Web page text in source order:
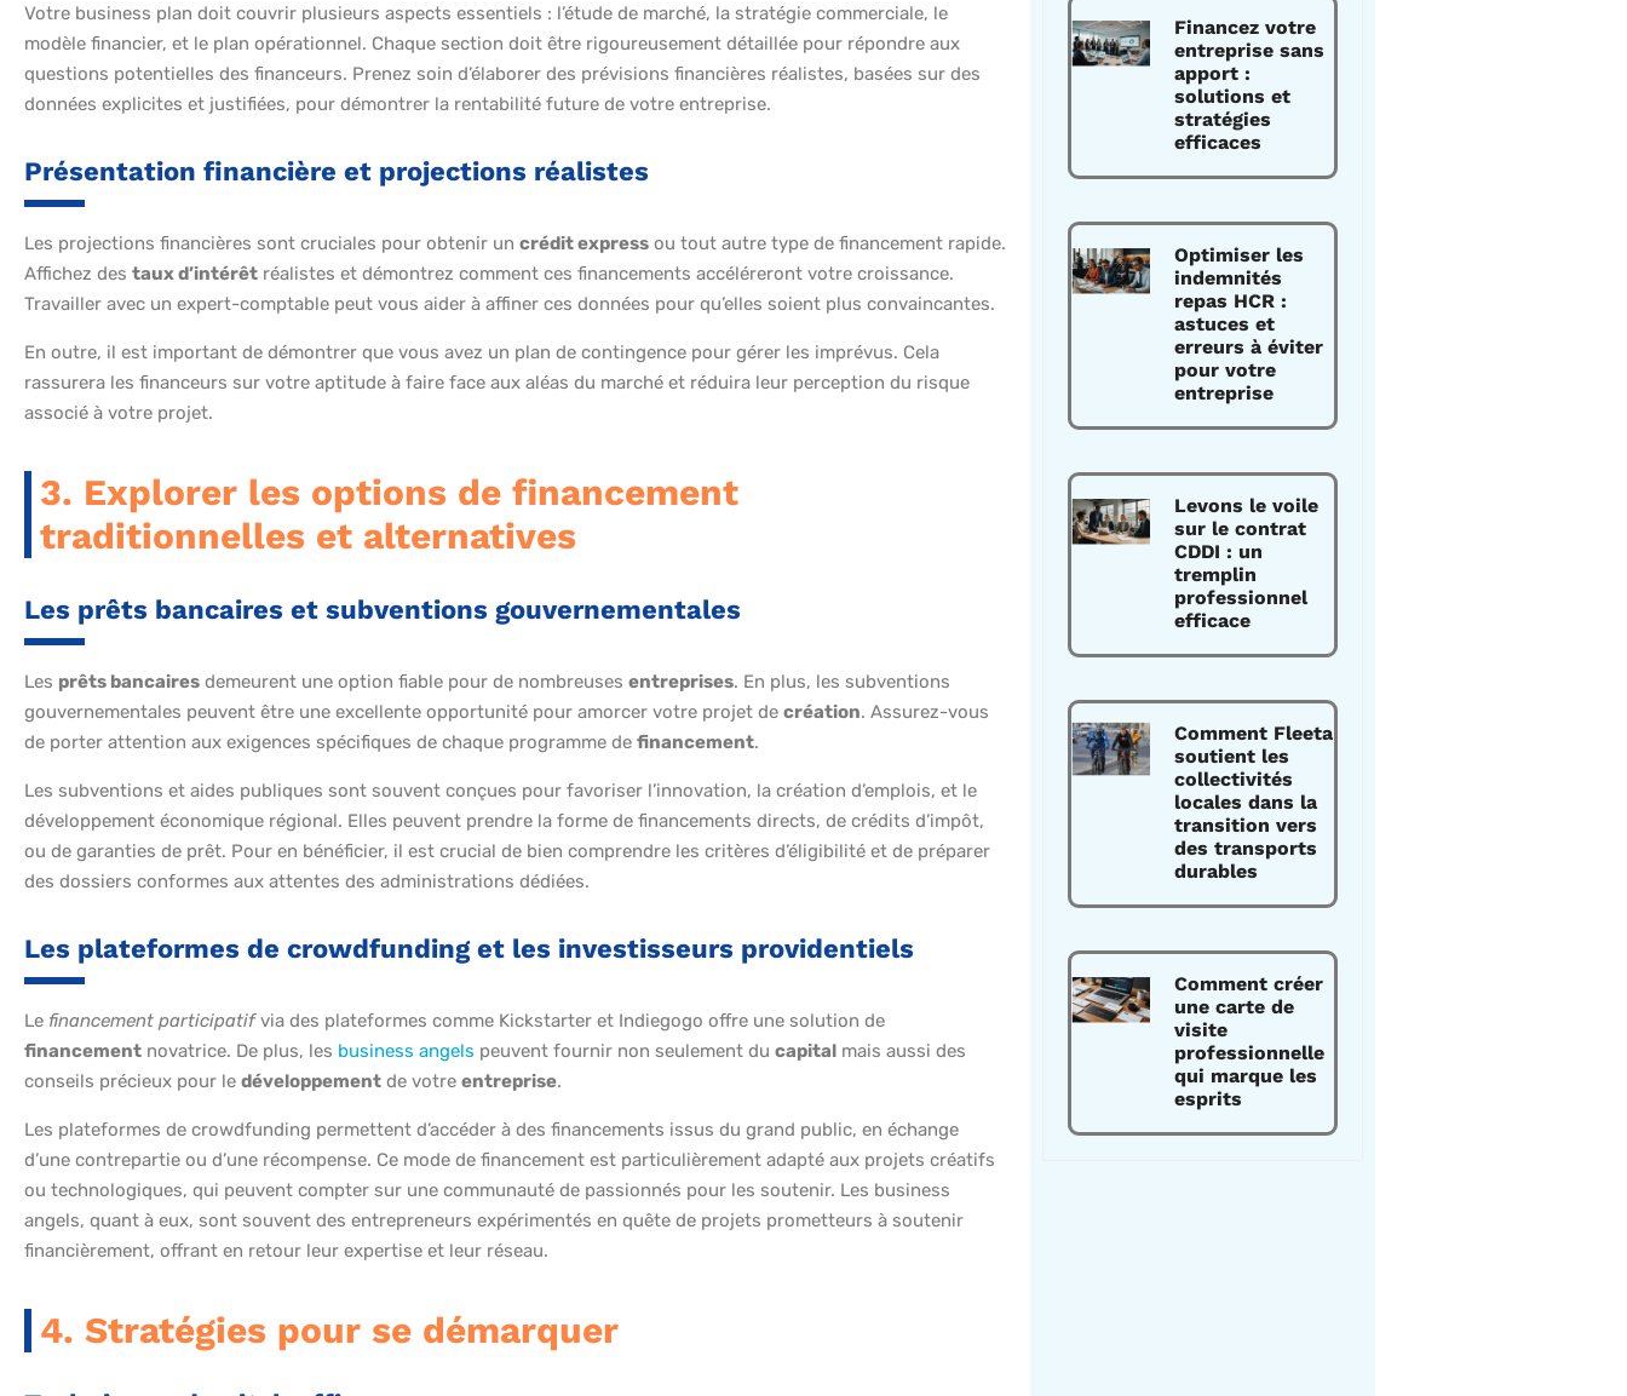
Votre business plan doit couvrir plusieurs aspects essentiels : l’étude de marché, la stratégie commerciale, le
modèle financier, et le plan opérationnel. Chaque section doit être rigoureusement détaillée pour répondre aux
questions potentielles des financeurs. Prenez soin d’élaborer des prévisions financières réalistes, basées sur des
données explicites et justifiées, pour démontrer la rentabilité future de votre entreprise.
Présentation financière et projections réalistes
Les projections financières sont cruciales pour obtenir un crédit express ou tout autre type de financement rapide.
Affichez des taux d’intérêt réalistes et démontrez comment ces financements accéléreront votre croissance.
Travailler avec un expert-comptable peut vous aider à affiner ces données pour qu’elles soient plus convaincantes.
En outre, il est important de démontrer que vous avez un plan de contingence pour gérer les imprévus. Cela
rassurera les financeurs sur votre aptitude à faire face aux aléas du marché et réduira leur perception du risque
associé à votre projet.
3. Explorer les options de financement
traditionnelles et alternatives
Les prêts bancaires et subventions gouvernementales
Les prêts bancaires demeurent une option fiable pour de nombreuses entreprises. En plus, les subventions
gouvernementales peuvent être une excellente opportunité pour amorcer votre projet de création. Assurez-vous
de porter attention aux exigences spécifiques de chaque programme de financement.
Les subventions et aides publiques sont souvent conçues pour favoriser l’innovation, la création d’emplois, et le
développement économique régional. Elles peuvent prendre la forme de financements directs, de crédits d’impôt,
ou de garanties de prêt. Pour en bénéficier, il est crucial de bien comprendre les critères d’éligibilité et de préparer
des dossiers conformes aux attentes des administrations dédiées.
Les plateformes de crowdfunding et les investisseurs providentiels
Le financement participatifvia des plateformes comme Kickstarter et Indiegogo offre une solution de
financement novatrice. De plus, les business angels peuvent fournir non seulement du capital mais aussi des
conseils précieux pour le développement de votre entreprise.
Les plateformes de crowdfunding permettent d’accéder à des financements issus du grand public, en échange
d’une contrepartie ou d’une récompense. Ce mode de financement est particulièrement adapté aux projets créatifs
ou technologiques, qui peuvent compter sur une communauté de passionnés pour les soutenir. Les business
angels, quant à eux, sont souvent des entrepreneurs expérimentés en quête de projets prometteurs à soutenir
financièrement, offrant en retour leur expertise et leur réseau.
4. Stratégies pour se démarquer
Financez votre
entreprise sans
apport :
solutions et
stratégies
efficaces
Optimiser les
indemnités
repas HCR :
astuces et
erreurs à éviter
pour votre
entreprise
Levons le voile
sur le contrat
CDDI : un
tremplin
professionnel
efficace
Comment Fleeta
soutient les
collectivités
locales dans la
transition vers
des transports
durables
Comment créer
une carte de
visite
professionnelle
qui marque les
esprits